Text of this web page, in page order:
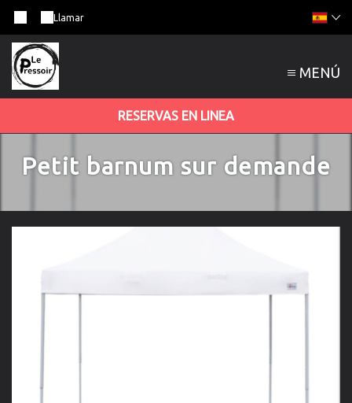
Llamar
MENÚ
RESERVAS EN LINEA
Petit barnum sur demande